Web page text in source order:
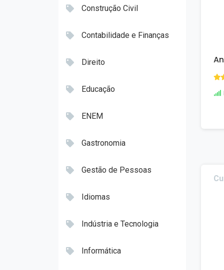
Construção Civil
Contabilidade e Finanças
Direito
Educação
ENEM
Gastronomia
Gestão de Pessoas
Idiomas
Indústria e Tecnologia
Informática